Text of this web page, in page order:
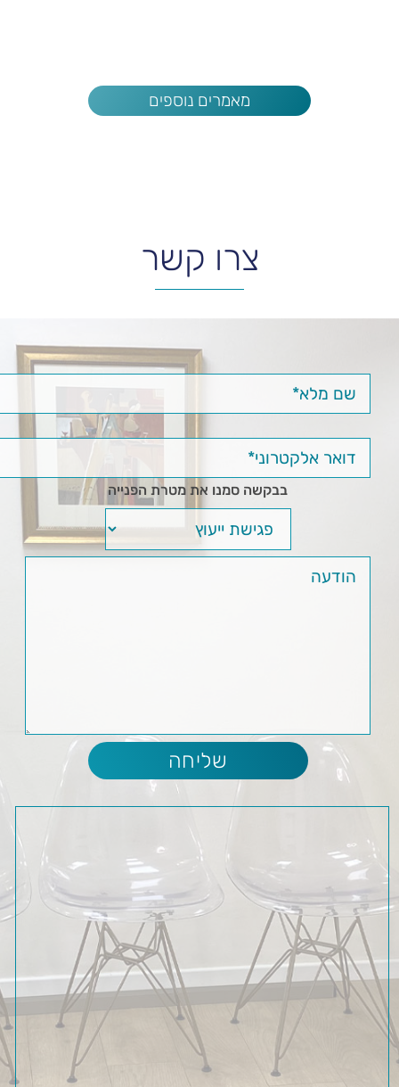
מאמרים נוספים
צרו קשר
בבקשה סמנו את מטרת הפנייה